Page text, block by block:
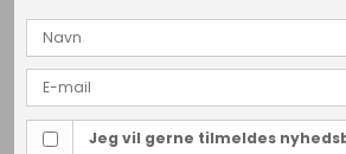
Jeg vil gerne tilmeldes